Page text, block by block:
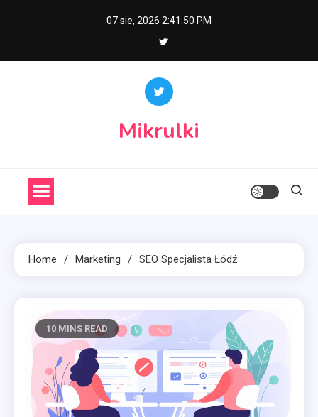
07 sie, 2026 2:41:50 PM
Mikrulki
Home Marketing SEO Specjalista Łódź
10 MINS READ